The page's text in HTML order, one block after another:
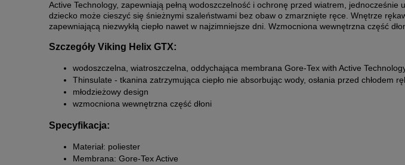
Active Technology, zapewniają pełną wodoszczelność i ochronę przed wiatrem,
dziecko może cieszyć się śnieżnymi szaleństwami bez obaw o zmarznięte ręce. Wnętrze
zapewniającą niezwykłą ciepło nawet w najzimniejsze dni. Wzmocniona wewnętrzna część
Szczegóły Viking Helix GTX:
wodoszczelna, wiatroszczelna, oddychająca membrana Gore-Tex with Active
Thinsulate - tkanina zatrzymująca ciepło nie absorbując wody, osłania przed chłodem
młodzieżowy design
wzmocniona wewnętrzna część dłoni
Specyfikacja:
Materiał: poliester
Membrana: Gore-Tex Active